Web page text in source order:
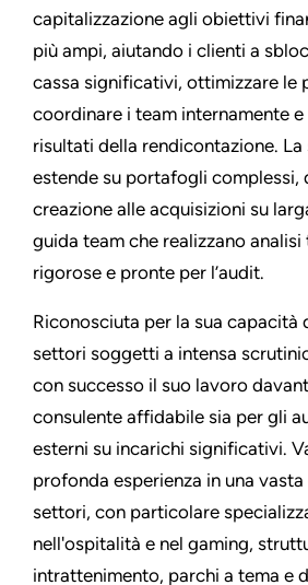
capitalizzazione agli obiettivi
più ampi, aiutando i clienti a
cassa significativi, ottimizzare le
coordinare i team internamente
risultati della rendicontazione. La
estende su portafogli complessi,
creazione alle acquisizioni su
guida team che realizzano
rigorose e pronte per l’audit.
Riconosciuta per la sua capacità
settori soggetti a intensa
con successo il suo lavoro
consulente affidabile sia per gli
esterni su incarichi significativi.
profonda esperienza in una
settori, con particolare
nell'ospitalità e nel gaming,
intrattenimento, parchi a tema e